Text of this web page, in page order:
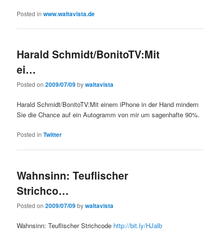
Posted in www.waltavista.de
Harald Schmidt/BonitoTV:Mit
ei…
Posted on2009/07/09bywaltavista
Harald Schmidt/BonitoTV:Mit einem iPhone in der Hand mindern
Sie die Chance auf ein Autogramm von mir um sagenhafte 90%.
Posted in Twitter
Wahnsinn: Teuflischer
Strichco…
Posted on2009/07/09bywaltavista
Wahnsinn: Teuflischer Strichcode http://bit.ly/HJalb